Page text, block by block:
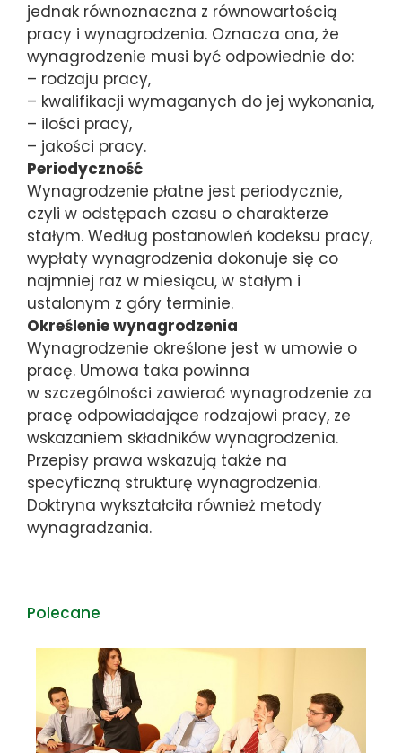
jednak równoznaczna z równowartością
pracy i wynagrodzenia. Oznacza ona, że
wynagrodzenie musi być odpowiednie do:
– rodzaju pracy,
– kwalifikacji wymaganych do jej wykonania,
– ilości pracy,
– jakości pracy.
Periodyczność
Wynagrodzenie płatne jest periodycznie,
czyli w odstępach czasu o charakterze
stałym. Według postanowień kodeksu pracy,
wypłaty wynagrodzenia dokonuje się co
najmniej raz w miesiącu, w stałym i
ustalonym z góry terminie.
Określenie wynagrodzenia
Wynagrodzenie określone jest w umowie o
pracę. Umowa taka powinna
w szczególności zawierać wynagrodzenie za
pracę odpowiadające rodzajowi pracy, ze
wskazaniem składników wynagrodzenia.
Przepisy prawa wskazują także na
specyficzną strukturę wynagrodzenia.
Doktryna wykształciła również metody
wynagradzania.
Polecane